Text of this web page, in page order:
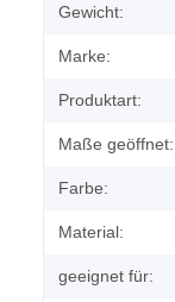
Gewicht:
Marke:
Produktart:
Maße geöffnet:
Farbe:
Material:
geeignet für: